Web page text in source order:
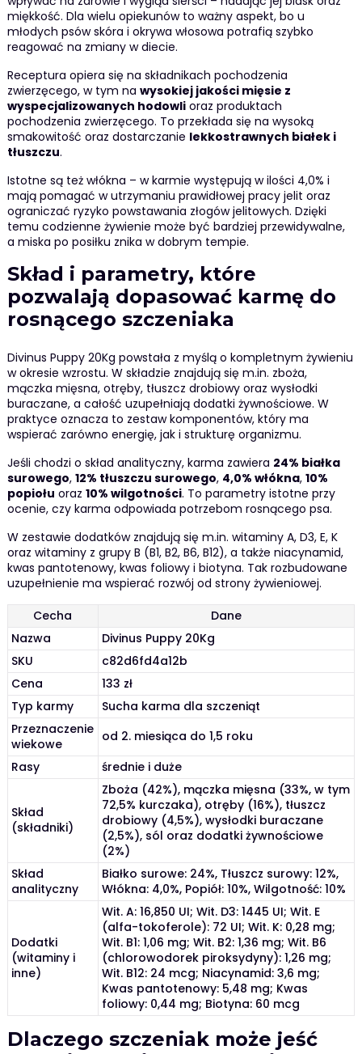
miękkość. Dla wielu opiekunów to ważny aspekt, bo u
młodych psów skóra i okrywa włosowa potrafią szybko
reagować na zmiany w diecie.
Receptura opiera się na składnikach pochodzenia
zwierzęcego, w tym na wysokiej jakości mięsie z
wyspecjalizowanych hodowlioraz produktach
pochodzenia zwierzęcego. To przekłada się na wysoką
smakowitość oraz dostarczanie lekkostrawnych białek i
tłuszczu.
Istotne są też włókna – w karmie występują w ilości 4,0% i
mają pomagać w utrzymaniu prawidłowej pracy jelit oraz
ograniczać ryzyko powstawania złogów jelitowych. Dzięki
temu codzienne żywienie może być bardziej przewidywalne,
a miska po posiłku znika w dobrym tempie.
Skład i parametry, które
pozwalają dopasować karmę do
rosnącego szczeniaka
Divinus Puppy 20Kg powstała z myślą o kompletnym żywieniu
w okresie wzrostu. W składzie znajdują się m.in. zboża,
mączka mięsna, otręby, tłuszcz drobiowy oraz wysłodki
buraczane, a całość uzupełniają dodatki żywnościowe. W
praktyce oznacza to zestaw komponentów, który ma
wspierać zarówno energię, jak i strukturę organizmu.
Jeśli chodzi o skład analityczny, karma zawiera 24% białka
surowego, 12% tłuszczu surowego, 4,0% włókna, 10%
popiołu oraz 10% wilgotności. To parametry istotne przy
ocenie, czy karma odpowiada potrzebom rosnącego psa.
W zestawie dodatków znajdują się m.in. witaminy A, D3, E, K
oraz witaminy z grupy B (B1, B2, B6, B12), a także niacynamid,
kwas pantotenowy, kwas foliowy i biotyna. Tak rozbudowane
uzupełnienie ma wspierać rozwój od strony żywieniowej.
Cecha
Dane
Nazwa
Divinus Puppy 20Kg
SKU
c82d6fd4a12b
Cena
133 zł
Typ karmy
Sucha karma dla szczeniąt
Przeznaczenie
wiekowe
od 2. miesiąca do 1,5 roku
Rasy
średnie i duże
Skład
(składniki)
Zboża (42%), mączka mięsna (33%, w tym
72,5% kurczaka), otręby (16%), tłuszcz
drobiowy (4,5%), wysłodki buraczane
(2,5%), sól oraz dodatki żywnościowe
(2%)
Skład
analityczny
Białko surowe: 24%, Tłuszcz surowy: 12%,
Włókna: 4,0%, Popiół: 10%, Wilgotność: 10%
Dodatki
(witaminy i
inne)
Wit. A: 16,850 UI; Wit. D3: 1445 UI; Wit. E
(alfa-tokoferole): 72 UI; Wit. K: 0,28 mg;
Wit. B1: 1,06 mg; Wit. B2: 1,36 mg; Wit. B6
(chlorowodorek piroksydyny): 1,26 mg;
Wit. B12: 24 mcg; Niacynamid: 3,6 mg;
Kwas pantotenowy: 5,48 mg; Kwas
foliowy: 0,44 mg; Biotyna: 60 mcg
Dlaczego szczeniak może jeść